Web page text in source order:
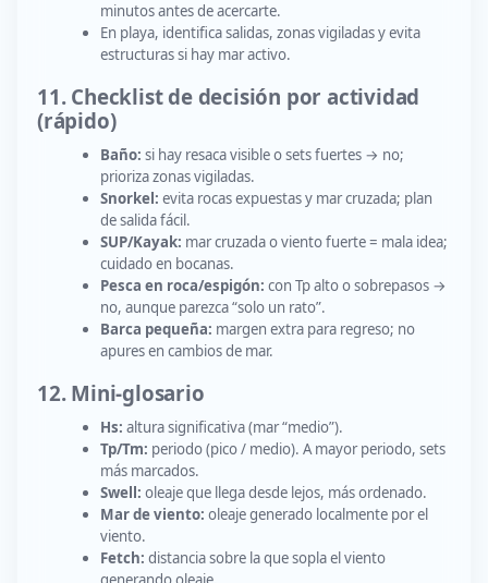
minutos antes de acercarte.
En playa, identifica salidas, zonas vigiladas y evita
estructuras si hay mar activo.
11. Checklist de decisión por actividad
(rápido)
Baño: si hay resaca visible o sets fuertes → no;
prioriza zonas vigiladas.
Snorkel: evita rocas expuestas y mar cruzada; plan
de salida fácil.
SUP/Kayak: mar cruzada o viento fuerte = mala idea;
cuidado en bocanas.
Pesca en roca/espigón: con Tp alto o sobrepasos →
no, aunque parezca “solo un rato”.
Barca pequeña: margen extra para regreso; no
apures en cambios de mar.
12. Mini-glosario
Hs: altura significativa (mar “medio”).
Tp/Tm: periodo (pico / medio). A mayor periodo, sets
más marcados.
Swell: oleaje que llega desde lejos, más ordenado.
Mar de viento: oleaje generado localmente por el
viento.
Fetch: distancia sobre la que sopla el viento